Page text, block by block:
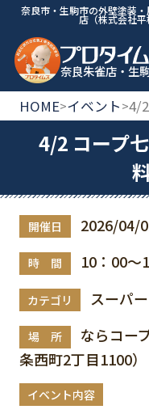
奈良市・生駒市の外壁塗装
店（株式会社
奈良朱雀店・生
HOME>イベント>
4/2 コープ
開催日 2026/04/
時 間 10：00～
カテゴリ スーパ
場 所
ならコー
条西町2丁目1100）
イベント内容